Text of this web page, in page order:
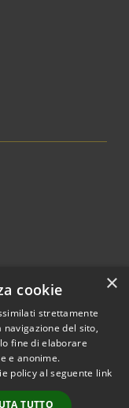
© 2026 • Comune di
Atri • Powered by
•Accesso
redazione
×
cookie
strettamente
del sito,
fine di elaborare
e anonime.
policy al seguente link
TUTTO